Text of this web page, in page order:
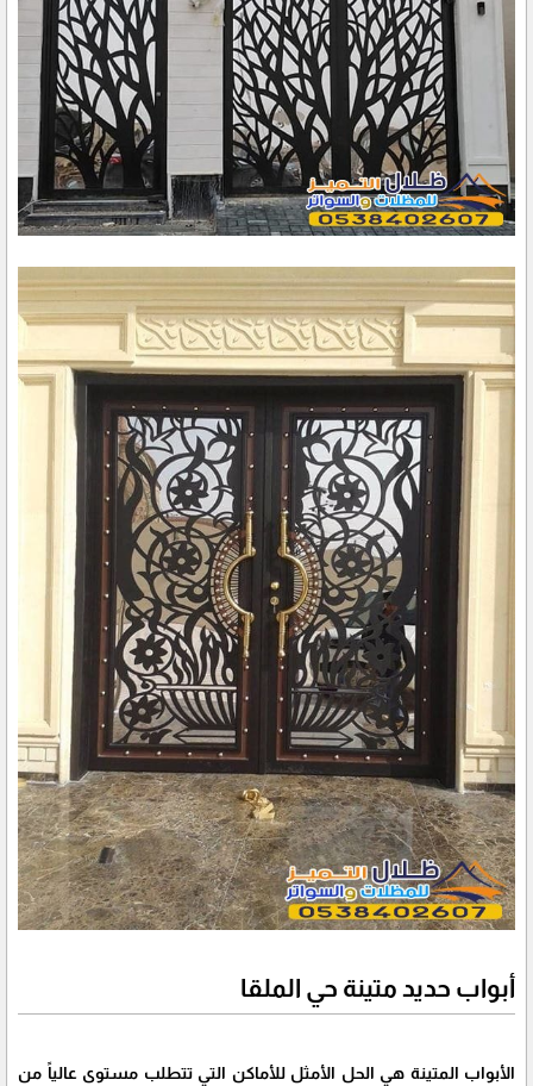
أبواب حديد متينة حي الملقا
الأبواب المتينة هي الحل الأمثل للأماكن التي تتطلب مستوى عالياً من